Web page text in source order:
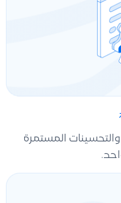
المستمرة